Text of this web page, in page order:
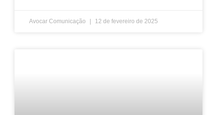
Avocar Comunicação 12 de fevereiro de 2025